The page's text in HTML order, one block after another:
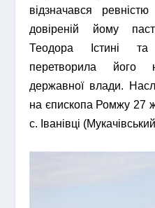
відзначався
довіреній йому
Теодора Істині
перетворила його
державної влади.
на єпископа Ромжу 27
с. Іванівці